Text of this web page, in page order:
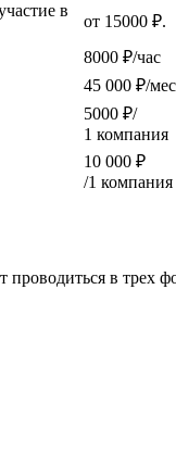
в
от 15000 ₽.
8000 ₽/час
45 000 ₽/мес
5000 ₽/
1 компания
10 000 ₽
/1 компания
проводиться в трех